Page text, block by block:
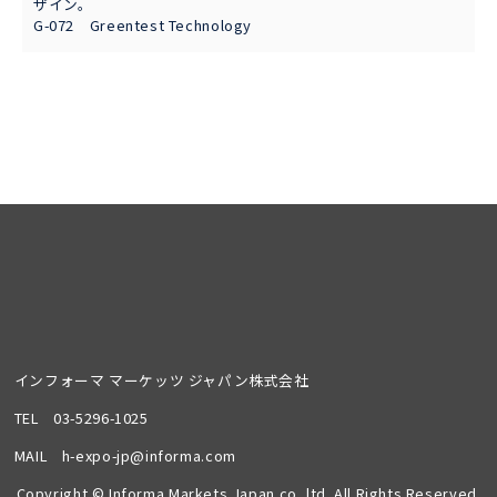
G-072 Greentest Technology
インフォーマ マーケッツ ジャパン株式会社
TEL03-5296-1025
MAIL h-expo-jp@informa.com